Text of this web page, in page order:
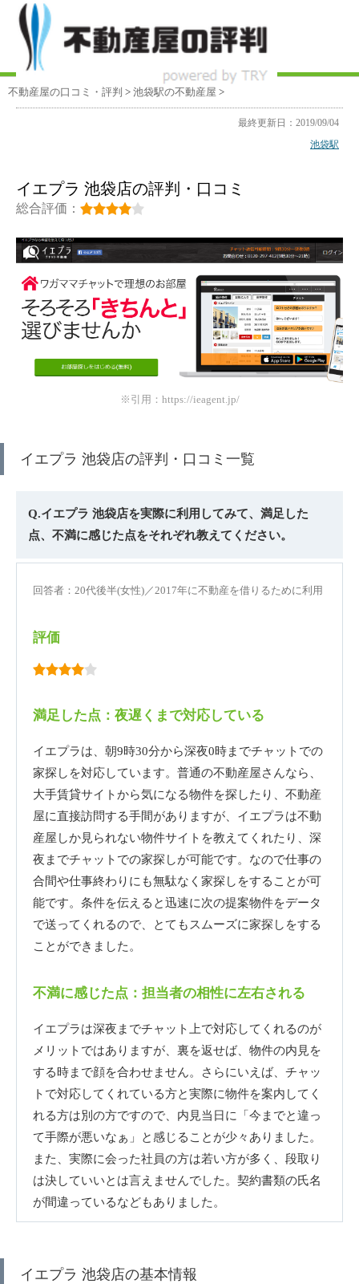
不動産屋の口コミ・評判 > 池袋駅の不動産屋 >
最終更新日：2019/09/04
池袋駅
イエプラ 池袋店の評判・口コミ
総合評価：
※引用：https://ieagent.jp/
イエプラ 池袋店の評判・口コミ一覧
Q.イエプラ 池袋店を実際に利用してみて、満足した
点、不満に感じた点をそれぞれ教えてください。
回答者：20代後半(女性)／2017年に不動産を借りるために利用
評価
満足した点：夜遅くまで対応している
イエプラは、朝9時30分から深夜0時までチャットでの
家探しを対応しています。普通の不動産屋さんなら、
大手賃貸サイトから気になる物件を探したり、不動産
屋に直接訪問する手間がありますが、イエプラは不動
産屋しか見られない物件サイトを教えてくれたり、深
夜までチャットでの家探しが可能です。なので仕事の
合間や仕事終わりにも無駄なく家探しをすることが可
能です。条件を伝えると迅速に次の提案物件をデータ
で送ってくれるので、とてもスムーズに家探しをする
ことができました。
不満に感じた点：担当者の相性に左右される
イエプラは深夜までチャット上で対応してくれるのが
メリットではありますが、裏を返せば、物件の内見を
する時まで顔を合わせません。さらにいえば、チャッ
トで対応してくれている方と実際に物件を案内してく
れる方は別の方ですので、内見当日に「今までと違っ
て手際が悪いなぁ」と感じることが少々ありました。
また、実際に会った社員の方は若い方が多く、段取り
は決していいとは言えませんでした。契約書類の氏名
が間違っているなどもありました。
イエプラ 池袋店の基本情報